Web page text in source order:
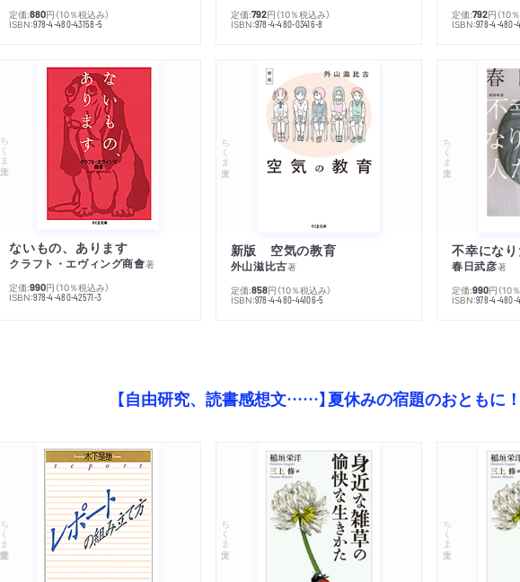
定価:880円 （10％税込み）
ISBN:978-4-480-43158-5
定価:792円 （10％税込み）
ISBN:978-4-480-03416-8
定価:792円 （10
ISBN:978-4-480-
ちくま文庫
ないもの、あります
クラフト・エヴィング商會著
定価:990円 （10％税込み）
ISBN:978-4-480-42571-3
ちくま文庫
新版 空気の教育
外山滋比古著
定価:858円 （10％税込み）
ISBN:978-4-480-44106-5
ちくま文庫
春日武彦著
定価:990円 （10
ISBN:978-4-480-
【自由研究、読書感想文……】夏休みの宿題のおともに
ちくま学芸文庫 ちくま文庫 ちくま文庫